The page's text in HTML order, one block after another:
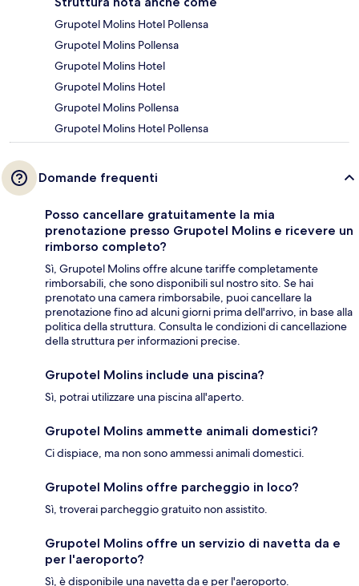
Grupotel Molins Hotel Pollensa
Grupotel Molins Pollensa
Grupotel Molins Hotel
Grupotel Molins Hotel
Grupotel Molins Pollensa
Grupotel Molins Hotel Pollensa
Domande frequenti
Posso cancellare gratuitamente la mia
prenotazione presso Grupotel Molins e ricevere un
rimborso completo?
Sì, Grupotel Molins offre alcune tariffe completamente
rimborsabili, che sono disponibili sul nostro sito. Se hai
prenotato una camera rimborsabile, puoi cancellare la
prenotazione fino ad alcuni giorni prima dell'arrivo, in base alla
politica della struttura. Consulta le condizioni di cancellazione
della struttura per informazioni precise.
Grupotel Molins include una piscina?
Sì, potrai utilizzare una piscina all'aperto.
Grupotel Molins ammette animali domestici?
Ci dispiace, ma non sono ammessi animali domestici.
Grupotel Molins offre parcheggio in loco?
Sì, troverai parcheggio gratuito non assistito.
Grupotel Molins offre un servizio di navetta da e
per l'aeroporto?
Sì, è disponibile una navetta da e per l'aeroporto.